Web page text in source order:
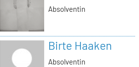
Absolventin
Birte Haaken
Absolventin